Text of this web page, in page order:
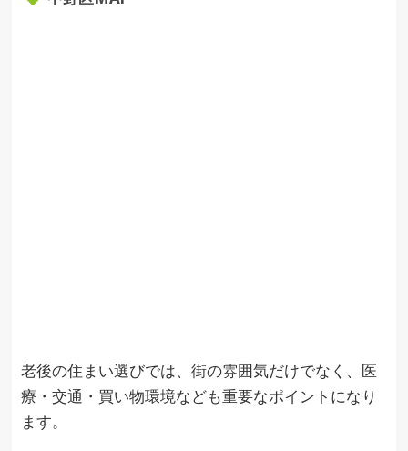
老後の住まい選びでは、街の雰囲気だけでなく、医
療・交通・買い物環境なども重要なポイントになり
ます。